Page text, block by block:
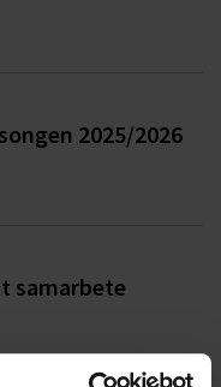
2025/2026
samarbete